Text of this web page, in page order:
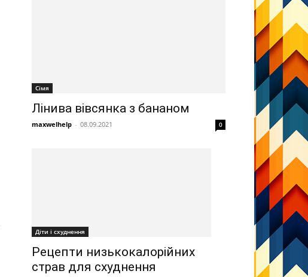
Сімя
Лінива вівсянка з бананом
maxwelhelp - 08.09.2021 0
Діти і схуднення
Рецепти низькокалорійних
страв для схуднення